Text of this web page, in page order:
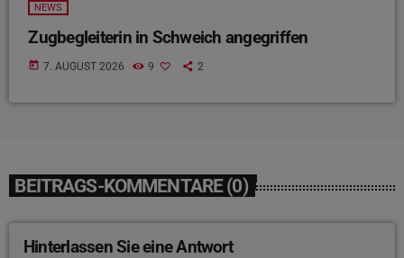
NEWS
Zugbegleiterin in Schweich angegriffen
today 7. AUGUST 2026 9 2
BEITRAGS-KOMMENTARE (0)
Hinterlassen Sie eine Antwort